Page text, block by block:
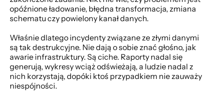
opóźnione ładowanie, błędna transformacja, zmiana
schematu czy powielony kanał danych.
Właśnie dlatego incydenty związane ze złymi danymi
są tak destrukcyjne. Nie dają o sobie znać głośno, jak
awarie infrastruktury. Są ciche. Raporty nadal się
generują, wykresy wciąż odświeżają, a ludzie nadal z
nich korzystają, dopóki ktoś przypadkiem nie zauważy
niespójności.